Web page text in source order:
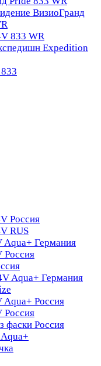
ВизиоГранд
833 WR
Expedition
Россия
RUS
Aqua+ Германия
Россия
Aqua+ Германия
Aqua+ Россия
Россия
фаски Россия